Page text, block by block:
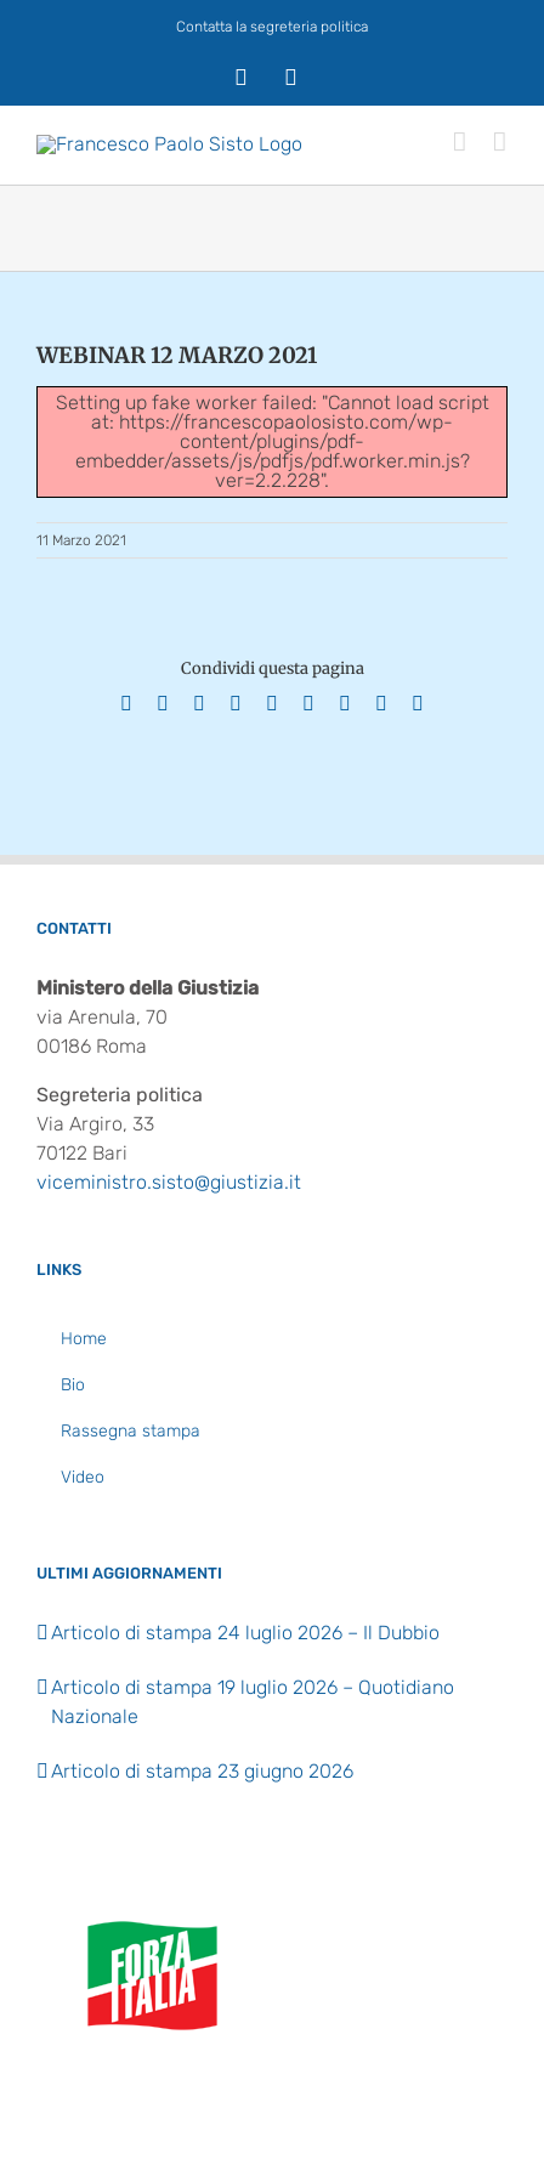
Contatta la segreteria politica
WEBINAR 12 MARZO 2021
Setting up fake worker failed: "Cannot load script
at: https://francescopaolosisto.com/wp-
content/plugins/pdf-
embedder/assets/js/pdfjs/pdf.worker.min.js?
ver=2.2.228".
11 Marzo 2021
Condividi questa pagina
Facebook Reddit LinkedInWhatsApp
TumblrPinterest
CONTATTI
Ministero della Giustizia
via Arenula, 70
00186 Roma
Segreteria politica
Via Argiro, 33
70122 Bari
viceministro.sisto@giustizia.it
LINKS
Home
Bio
Rassegna stampa
Video
ULTIMI AGGIORNAMENTI
Articolo di stampa 24 luglio 2026 – Il Dubbio
Articolo di stampa 19 luglio 2026 – Quotidiano
Nazionale
Articolo di stampa 23 giugno 2026